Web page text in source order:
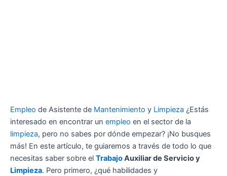
Empleo de Asistente de Mantenimiento y Limpieza ¿Estás
interesado en encontrar un empleo en el sector de la
limpieza, pero no sabes por dónde empezar? ¡No busques
más! En este artículo, te guiaremos a través de todo lo que
necesitas saber sobre el TrabajoAuxiliar de Servicio y
Limpieza. Pero primero, ¿qué habilidades y